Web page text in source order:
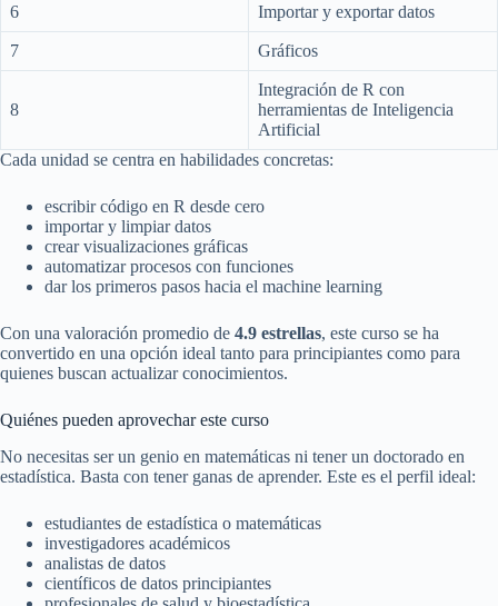
6 Importar y exportar datos
7 Gráficos
8
Integración de R con
herramientas de Inteligencia
Artificial
Cada unidad se centra en habilidades concretas:
escribir código en R desde cero
importar y limpiar datos
crear visualizaciones gráficas
automatizar procesos con funciones
dar los primeros pasos hacia el machine learning
Con una valoración promedio de 4.9 estrellas, este curso se ha
convertido en una opción ideal tanto para principiantes como para
quienes buscan actualizar conocimientos.
Quiénes pueden aprovechar este curso
No necesitas ser un genio en matemáticas ni tener un doctorado en
estadística. Basta con tener ganas de aprender. Este es el perfil ideal:
estudiantes de estadística o matemáticas
investigadores académicos
analistas de datos
científicos de datos principiantes